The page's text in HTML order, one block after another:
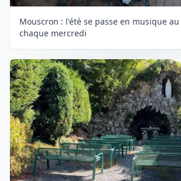
Mouscron : l'été se passe en musique
chaque mercredi